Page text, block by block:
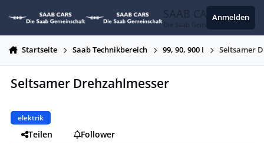
SAAB CARS
Die Saab Gemeinschaft
Anmelden
Startseite Saab Technikbereich 99, 90, 900 I Seltsamer
Seltsamer Drehzahlmesser
elektrik
Teilen
Follower